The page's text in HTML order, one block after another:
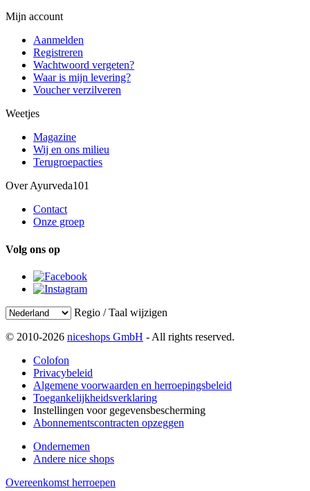
Mijn account
Aanmelden
Registreren
Wachtwoord vergeten?
Waar is mijn levering?
Voucher verzilveren
Weetjes
Magazine
Wij en ons milieu
Terugroepacties
Over Ayurveda101
Contact
Onze groep
Volg ons op
Regio / Taal wijzigen
© 2010-2026 niceshops GmbH - All rights reserved.
Colofon
Privacybeleid
Algemene voorwaarden en herroepingsbeleid
Toegankelijkheidsverklaring
Instellingen voor gegevensbescherming
Abonnementscontracten opzeggen
Ondernemen
Andere nice shops
Overeenkomst herroepen